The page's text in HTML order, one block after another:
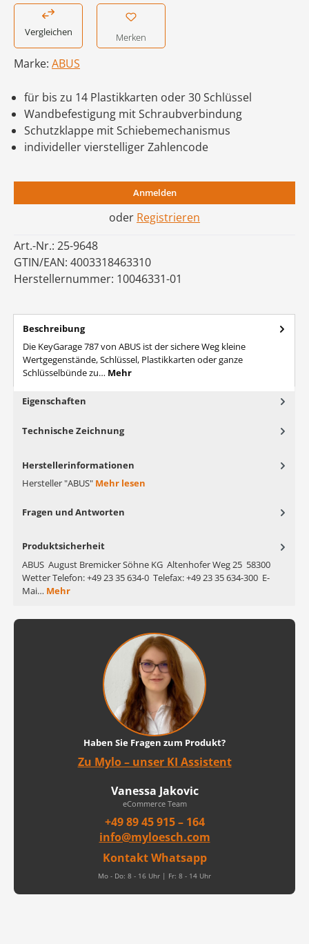
Vergleichen Merken
Marke: ABUS
für bis zu 14 Plastikkarten oder 30 Schlüssel
Wandbefestigung mit Schraubverbindung
Schutzklappe mit Schiebemechanismus
individeller vierstelliger Zahlencode
Anmelden
oder Registrieren
Art.-Nr.: 25-9648
GTIN/EAN: 4003318463310
Herstellernummer: 10046331-01
Beschreibung
Die KeyGarage 787 von ABUS ist der sichere Weg kleine
Wertgegenstände, Schlüssel, Plastikkarten oder ganze
Schlüsselbünde zu… Mehr
Eigenschaften
Technische Zeichnung
Herstellerinformationen
Hersteller "ABUS" Mehr lesen
Fragen und Antworten
Produktsicherheit
ABUS August Bremicker Söhne KG Altenhofer Weg 25 58300
Wetter Telefon: +49 23 35 634-0 Telefax: +49 23 35 634-300 E-
Mai… Mehr
Haben Sie Fragen zum Produkt?
Zu Mylo – unser KI Assistent
Vanessa Jakovic
eCommerce Team
+49 89 45 915 – 164
info@myloesch.com
Kontakt Whatsapp
Mo - Do: 8 - 16 Uhr | Fr: 8 - 14 Uhr